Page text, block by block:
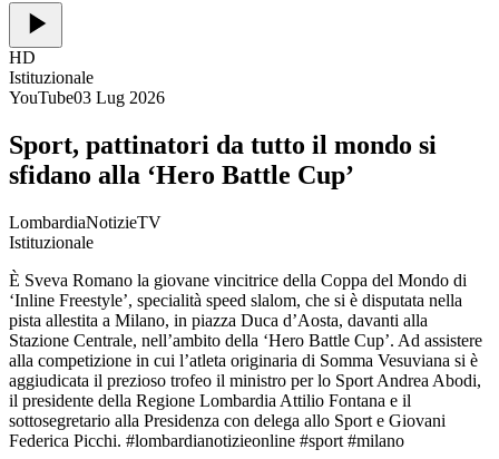
HD
Istituzionale
YouTube03 Lug 2026
Sport, pattinatori da tutto il mondo si
sfidano alla ‘Hero Battle Cup’
LombardiaNotizieTV
Istituzionale
È Sveva Romano la giovane vincitrice della Coppa del Mondo di
‘Inline Freestyle’, specialità speed slalom, che si è disputata nella
pista allestita a Milano, in piazza Duca d’Aosta, davanti alla
Stazione Centrale, nell’ambito della ‘Hero Battle Cup’. Ad assistere
alla competizione in cui l’atleta originaria di Somma Vesuviana si è
aggiudicata il prezioso trofeo il ministro per lo Sport Andrea Abodi,
il presidente della Regione Lombardia Attilio Fontana e il
sottosegretario alla Presidenza con delega allo Sport e Giovani
Federica Picchi. #lombardianotizieonline #sport #milano